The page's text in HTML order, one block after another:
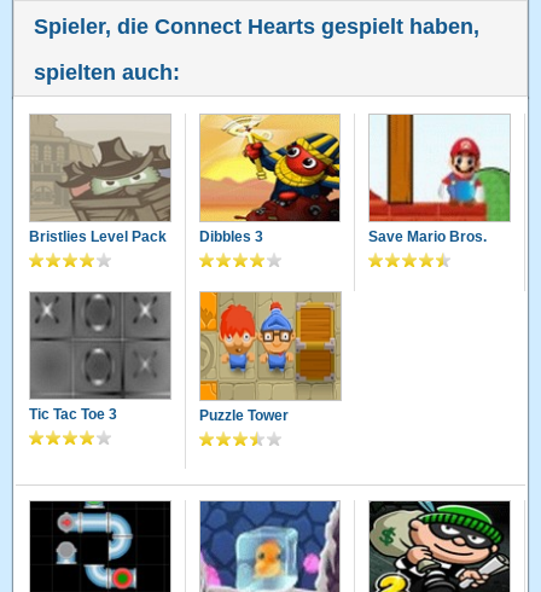
Spieler, die Connect Hearts gespielt haben,
spielten auch:
Bristlies Level Pack Dibbles 3 Save Mario Bros.
Tic Tac Toe 3 Puzzle Tower